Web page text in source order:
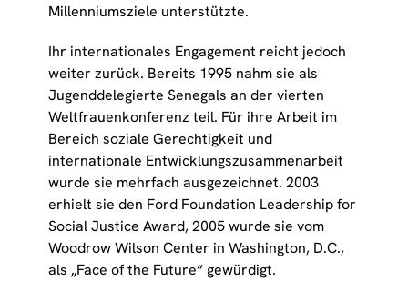
Millenniumsziele unterstützte.
Ihr internationales Engagement reicht jedoch
weiter zurück. Bereits 1995 nahm sie als
Jugenddelegierte Senegals an der vierten
Weltfrauenkonferenz teil. Für ihre Arbeit im
Bereich soziale Gerechtigkeit und
internationale Entwicklungszusammenarbeit
wurde sie mehrfach ausgezeichnet. 2003
erhielt sie den Ford Foundation Leadership for
Social Justice Award, 2005 wurde sie vom
Woodrow Wilson Center in Washington, D.C.,
als „Face of the Future“ gewürdigt.